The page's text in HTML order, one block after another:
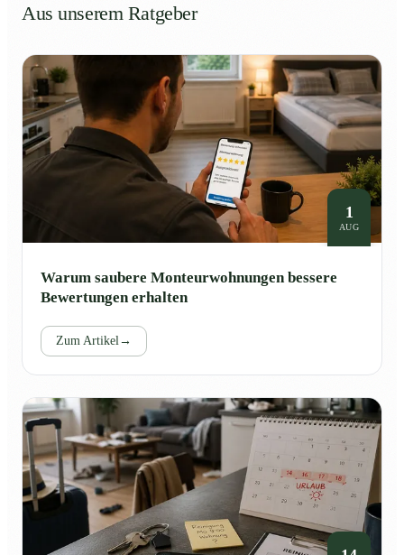
Aus unserem Ratgeber
1
AUG
Warum saubere Monteurwohnungen bessere
Bewertungen erhalten
Zum Artikel→